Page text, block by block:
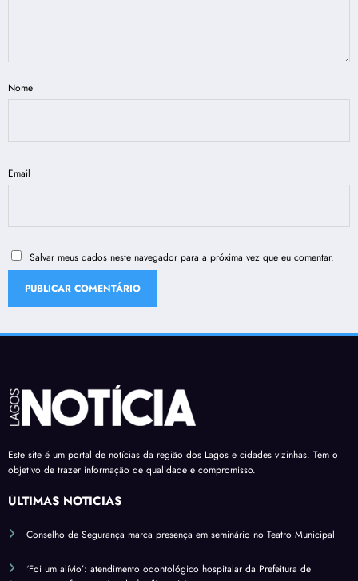
Nome
Email
Salvar meus dados neste navegador para a próxima vez que eu comentar.
Este site é um portal de notícias da região dos Lagos e cidades vizinhas. Tem o
objetivo de trazer informação de qualidade e compromisso.
ÚLTIMAS NOTÍCIAS
Conselho de Segurança marca presença em seminário no Teatro Municipal
‘Foi um alívio’: atendimento odontológico hospitalar da Prefeitura de